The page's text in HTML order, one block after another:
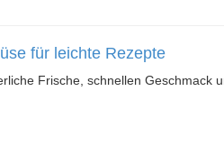
für leichte Rezepte
Frische, schnellen